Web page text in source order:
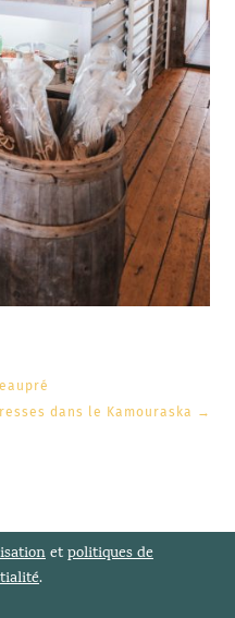
dans le Kamouraska →
etpolitiques de
.